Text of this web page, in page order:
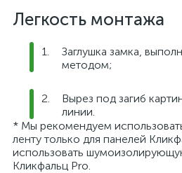
Легкость монтажа
Заглушка замка,
методом;
Вырез под загиб
линии.
* Мы рекомендуем
ленту только для панелей
использовать
Кликфальц Pro.